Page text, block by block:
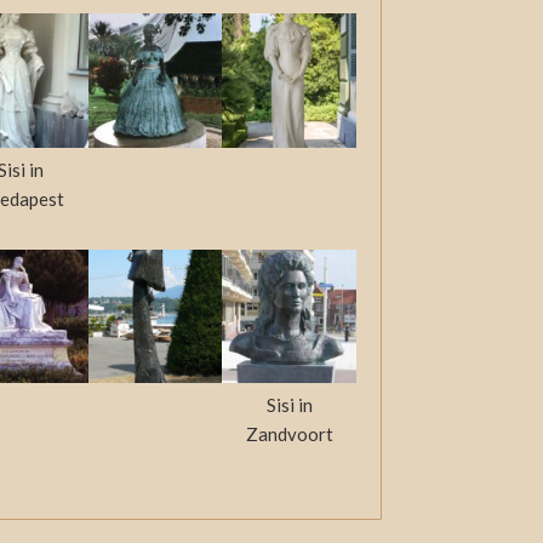
in
Sisi in
Zandvoort